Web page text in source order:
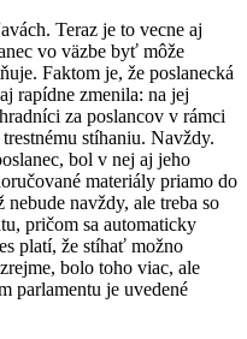
Teraz je to vecne aj
vo väzbe byť môže
Faktom je, že poslanecká
rapídne zmenila: na jej
za poslancov v rámci
stíhaniu. Navždy.
bol v nej aj jeho
materiály priamo do
navždy, ale treba so
pričom sa automaticky
platí, že stíhať možno
bolo toho viac, ale
parlamentu je uvedené